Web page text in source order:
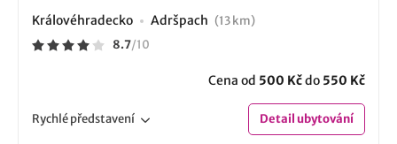
Královéhradecko Adršpach (13 km)
8.7/10
Cena od 500 Kčdo 550 Kč
Rychlépředstavení Detailubytování